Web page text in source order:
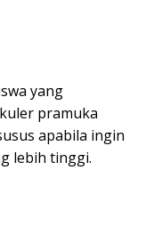
yang
pramuka
apabila ingin
lebih tinggi.